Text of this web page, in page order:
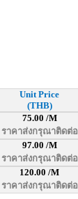
Unit Price
(THB)
75.00 /M
ราคาส่งกรุณาติดต่อ
97.00 /M
ราคาส่งกรุณาติดต่อ
120.00 /M
ราคาส่งกรุณาติดต่อ